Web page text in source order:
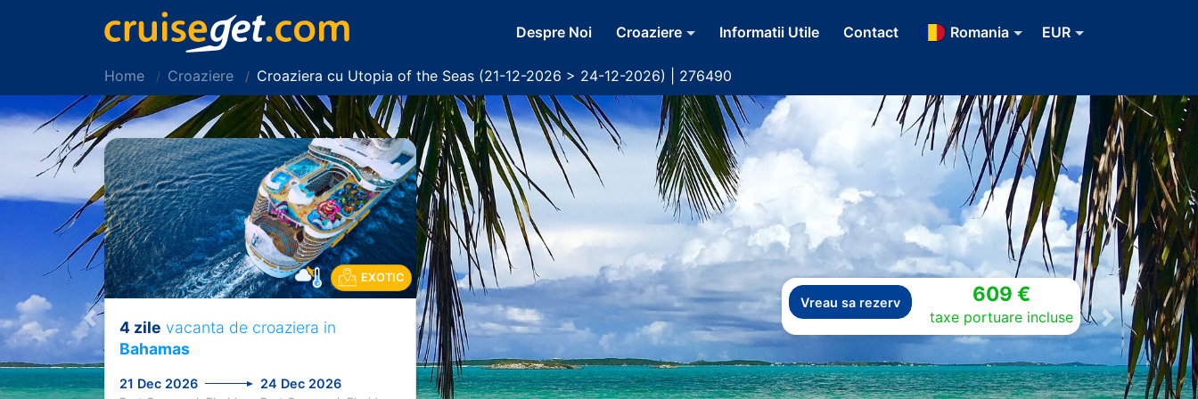
Despre Noi Croaziere Informatii Utile Contact Romania EUR
Home Croaziere Croaziera cu Utopia of the Seas (21-12-2026 > 24-12-2026) | 276490
Vreau sa rezerv 609 €
taxe portuare incluse
Previous Next
EXOTIC
4 zile vacanta de croaziera in
Bahamas
21 Dec 2026 24 Dec 2026